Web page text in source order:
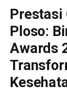
Prestasi
Ploso:
Awards